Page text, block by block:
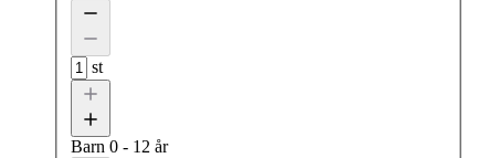
st
Barn 0 - 12 år